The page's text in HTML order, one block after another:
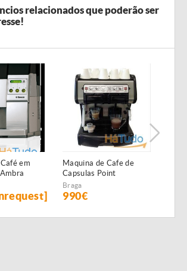
relacionados que poderão ser
em
Maquina de Cafe de
Capsulas Point
Profissional 2 Grupos
Braga
990€